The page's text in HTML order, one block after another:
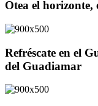
Otea el horizonte,
Refréscate en el
del Guadiamar